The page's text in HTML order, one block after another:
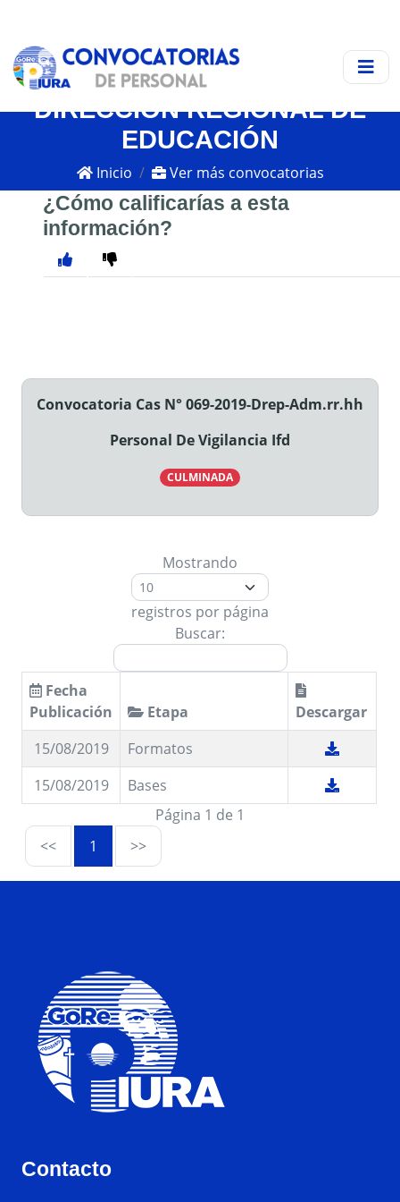
DIRECCIÓN REGIONAL DE
EDUCACIÓN
Inicio Ver más convocatorias
¿Cómo calificarías a esta
información?
Convocatoria Cas N° 069-2019-Drep-Adm.rr.hh
Personal De Vigilancia Ifd
CULMINADA
Mostrando
registros por página
Buscar:
Fecha
Publicación
Etapa
Descargar
15/08/2019
Formatos
15/08/2019
Bases
Página 1 de 1
<<
1 >>
Contacto